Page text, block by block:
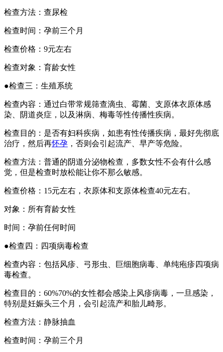
检查方法：查尿检
检查时间：孕前三个月
检查价格：9元左右
检查对象：育龄女性
●检查三：生殖系统
检查内容：通过白带常规筛查滴虫、霉菌、支原体衣原体感
染、阴道炎症，以及淋病、梅毒等性传播性疾病。
检查目的：是否有妇科疾病，如患有性传播疾病，最好先彻底
治疗，然后再怀孕 ，否则会引起流产、早产等危险。
检查方法：普通的阴道分泌物检查，多数女性不会有什么感
觉，但是检查时放松能让你不那么敏感。
检查价格：15元左右，衣原体和支原体检查40元左右。
对象：所有育龄女性
时间：孕前任何时间
●检查四：四项病毒检查
检查内容：包括风疹、弓形虫、巨细胞病毒、单纯疱疹四项病
毒检查。
检查目的：60%70%的女性都会感染上风疹病毒，一旦感染，
特别是妊娠头三个月，会引起流产和胎儿畸形。
检查方法：静脉抽血
检查时间：孕前三个月